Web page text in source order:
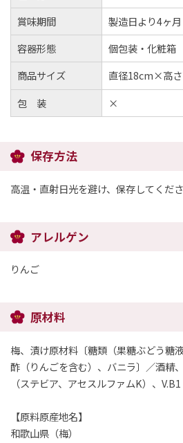
賞味期間
製造日より4ヶ月
容器形態
個包装・化粧箱
商品サイズ
直径18cm×高
包 装
×
保存方法
高温・直射日光を避け、保存してくださ
アレルゲン
りんご
原材料
梅、漬け原材料〔糖類（果糖ぶどう糖
酢（りんごを含む）、バニラ〕／酒精
（ステビア、アセスルファムK）、V.B1
【原料原産地名】
和歌山県（梅）